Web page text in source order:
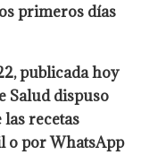
primeros días
publicada hoy
Salud dispuso
las recetas
o por WhatsApp